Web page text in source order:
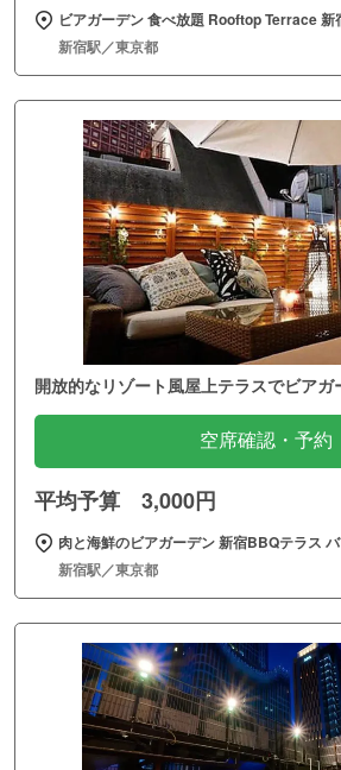
ビアガーデン 食べ放題 Rooftop Terrace 新
新宿駅／東京都
開放的なリゾート風屋上テラスでビア
空席確認・予約
平均予算 3,000円
肉と海鮮のビアガーデン 新宿BBQテラス
新宿駅／東京都